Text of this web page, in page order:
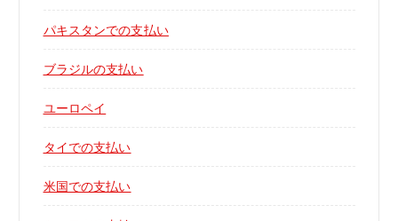
パキスタンでの支払い
ブラジルの支払い
ユーロペイ
タイでの支払い
米国での支払い